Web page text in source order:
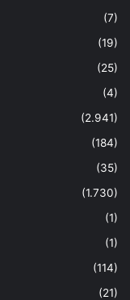
(7)
(19)
(25)
(4)
(2.941)
(184)
(35)
(1.730)
(1)
(1)
(114)
(21)